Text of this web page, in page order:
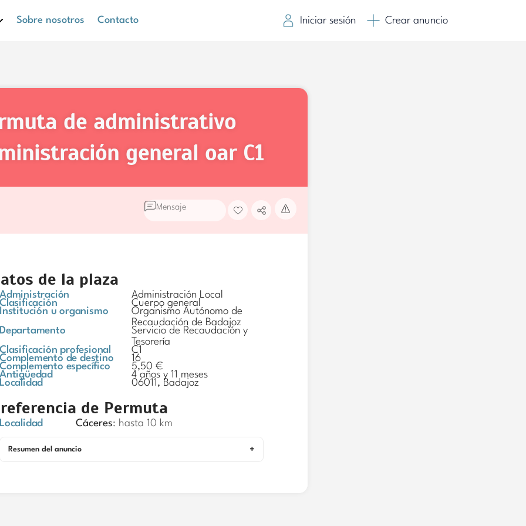
Sobre nosotros Contacto Iniciar sesión Crear anuncio
general oar C1
Mensaje
de la plaza
Administración
Administración Local
Clasificación
Cuerpo general
Institución u organismo
Organismo Autónomo de
Recaudación de Badajoz
Departamento
Servicio de Recaudación y
Tesorería
Clasificación profesional
C1
Complemento de destino
16
Complemento específico
5,50 €
Antigüedad
4 años y 11 meses
Localidad
06011, Badajoz
de Permuta
Localidad Cáceres: hasta 10 km
Resumen del anuncio